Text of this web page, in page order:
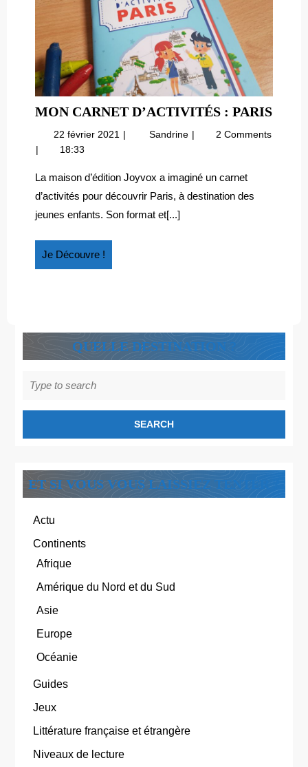
MON CARNET D’ACTIVITÉS : PARISMON
22 février 2021 22
Sandrine Mon
:
Paris
2 Comments
18:33
La maison d’édition Joyvox a imaginé un carnet
d’activités pour découvrir Paris, à destination des
jeunes enfants. Son format et[...]
Je Découvre !
Découvre
QUELLE DESTINATION ?
for:
ET SI VOUS VOUS LAISSIEZ TENTER ?
Actu
Continents
Afrique
Amérique du Nord et du Sud
Asie
Europe
Océanie
Guides
Jeux
Littérature française et étrangère
Niveaux de lecture